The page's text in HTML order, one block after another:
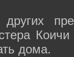
дома.